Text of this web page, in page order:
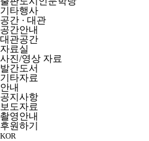
기타행사
공간 · 대관
공간안내
대관공간
자료실
사진/영상 자료
발간도서
기타자료
안내
공지사항
보도자료
촬영안내
후원하기
KOR